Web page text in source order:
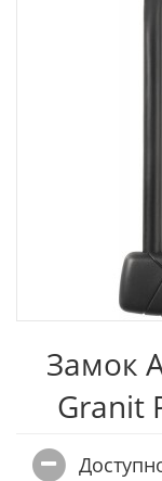
Замок
Granit